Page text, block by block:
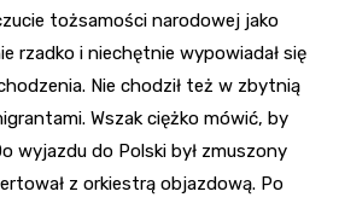
tożsamości narodowej jako
rzadko i niechętnie wypowiadał się
Nie chodził też w zbytnią
Wszak ciężko mówić, by
wyjazdu do Polski był zmuszony
z orkiestrą objazdową. Po